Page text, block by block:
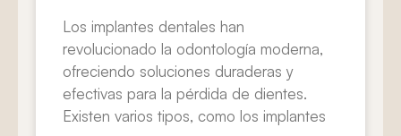
Los implantes dentales han
revolucionado la odontología moderna,
ofreciendo soluciones duraderas y
efectivas para la pérdida de dientes.
Existen varios tipos, como los implantes